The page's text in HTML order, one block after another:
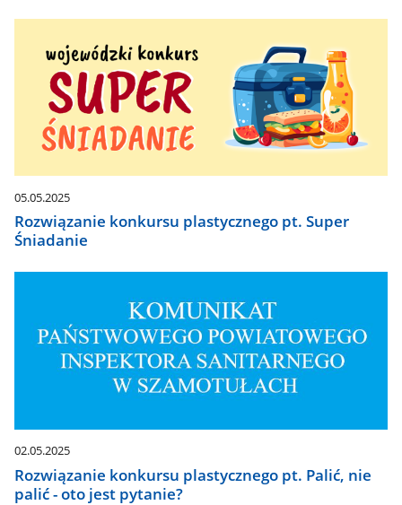
05.05.2025
Rozwiązanie konkursu plastycznego pt. Super
Śniadanie
02.05.2025
Rozwiązanie konkursu plastycznego pt. Palić, nie
palić - oto jest pytanie?